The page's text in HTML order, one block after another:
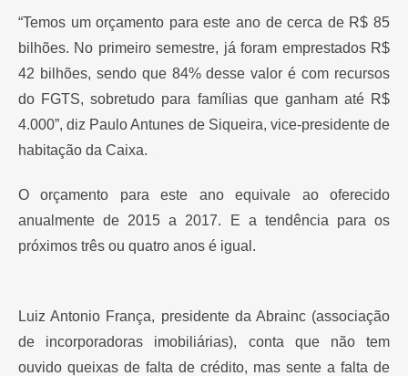
“Temos um orçamento para este ano de cerca de R$ 85
bilhões. No primeiro semestre, já foram emprestados R$
42 bilhões, sendo que 84% desse valor é com recursos
do FGTS, sobretudo para famílias que ganham até R$
4.000”, diz Paulo Antunes de Siqueira, vice-presidente de
habitação da Caixa.
O orçamento para este ano equivale ao oferecido
anualmente de 2015 a 2017. E a tendência para os
próximos três ou quatro anos é igual.
Luiz Antonio França, presidente da Abrainc (associação
de incorporadoras imobiliárias), conta que não tem
ouvido queixas de falta de crédito, mas sente a falta de